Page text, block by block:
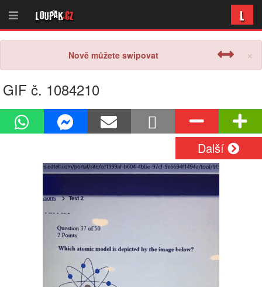
Loupak.cz L
×
Nově můžete swipovat
GIF č. 1084210
Další